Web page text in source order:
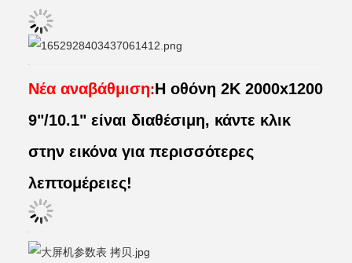
Νέα αναβάθμιση:Η οθόνη 2K 2000x1200
9"/10.1" είναι διαθέσιμη, κάντε κλικ
στην εικόνα για περισσότερες
λεπτομέρειες!